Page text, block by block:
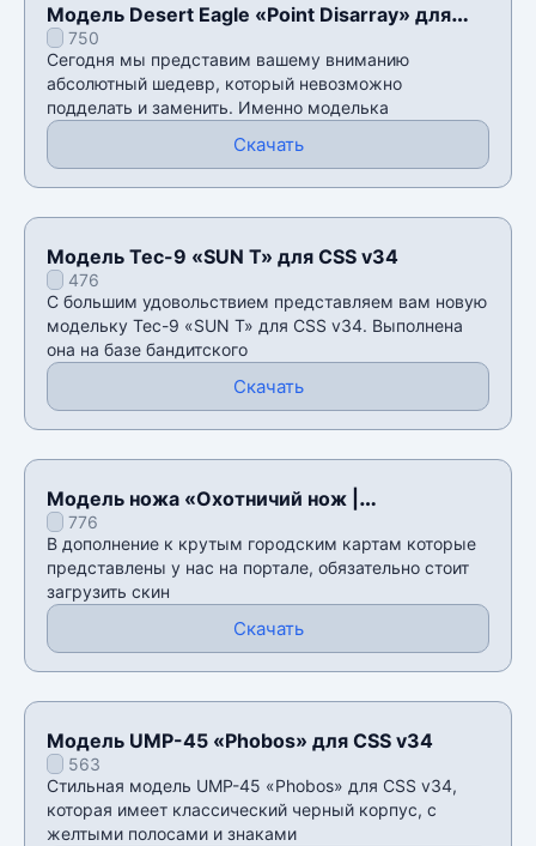
Модель Desert Eagle «Point Disarray» для
CSS v34
750
Сегодня мы представим вашему вниманию
абсолютный шедевр, который невозможно
подделать и заменить. Именно моделька
Скачать
Модель Tec-9 «SUN T» для CSS v34
476
С большим удовольствием представляем вам новую
модельку Tec-9 «SUN T» для CSS v34. Выполнена
она на базе бандитского
Скачать
Модель ножа «Охотничий нож |
Urbanmasked с осмотром.» для CSS v34
776
В дополнение к крутым городским картам которые
представлены у нас на портале, обязательно стоит
загрузить скин
Скачать
Модель UMP-45 «Phobos» для CSS v34
563
Стильная модель UMP-45 «Phobos» для CSS v34,
которая имеет классический черный корпус, с
желтыми полосами и знаками